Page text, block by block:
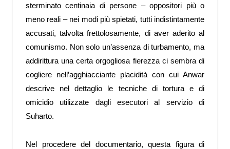
sterminato centinaia di persone – oppositori più o
meno reali – nei modi più spietati, tutti indistintamente
accusati, talvolta frettolosamente, di aver aderito al
comunismo. Non solo un’assenza di turbamento, ma
addirittura una certa orgogliosa fierezza ci sembra di
cogliere nell’agghiacciante placidità con cui Anwar
descrive nel dettaglio le tecniche di tortura e di
omicidio utilizzate dagli esecutori al servizio di
Suharto.
Nel procedere del documentario, questa figura di